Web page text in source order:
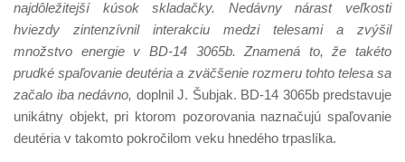
najdôležitejší kúsok skladačky. Nedávny nárast veľkosti
hviezdy zintenzívnil interakciu medzi telesami a zvýšil
množstvo energie v BD-14 3065b. Znamená to, že takéto
prudké spaľovanie deutéria a zväčšenie rozmeru tohto telesa sa
začalo iba nedávno, doplnil J. Šubjak. BD-14 3065b predstavuje
unikátny objekt, pri ktorom pozorovania naznačujú spaľovanie
deutéria v takomto pokročilom veku hnedého trpaslíka.